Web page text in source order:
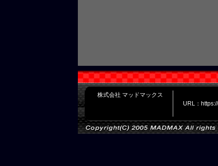
株式会社 マッドマックス
URL：